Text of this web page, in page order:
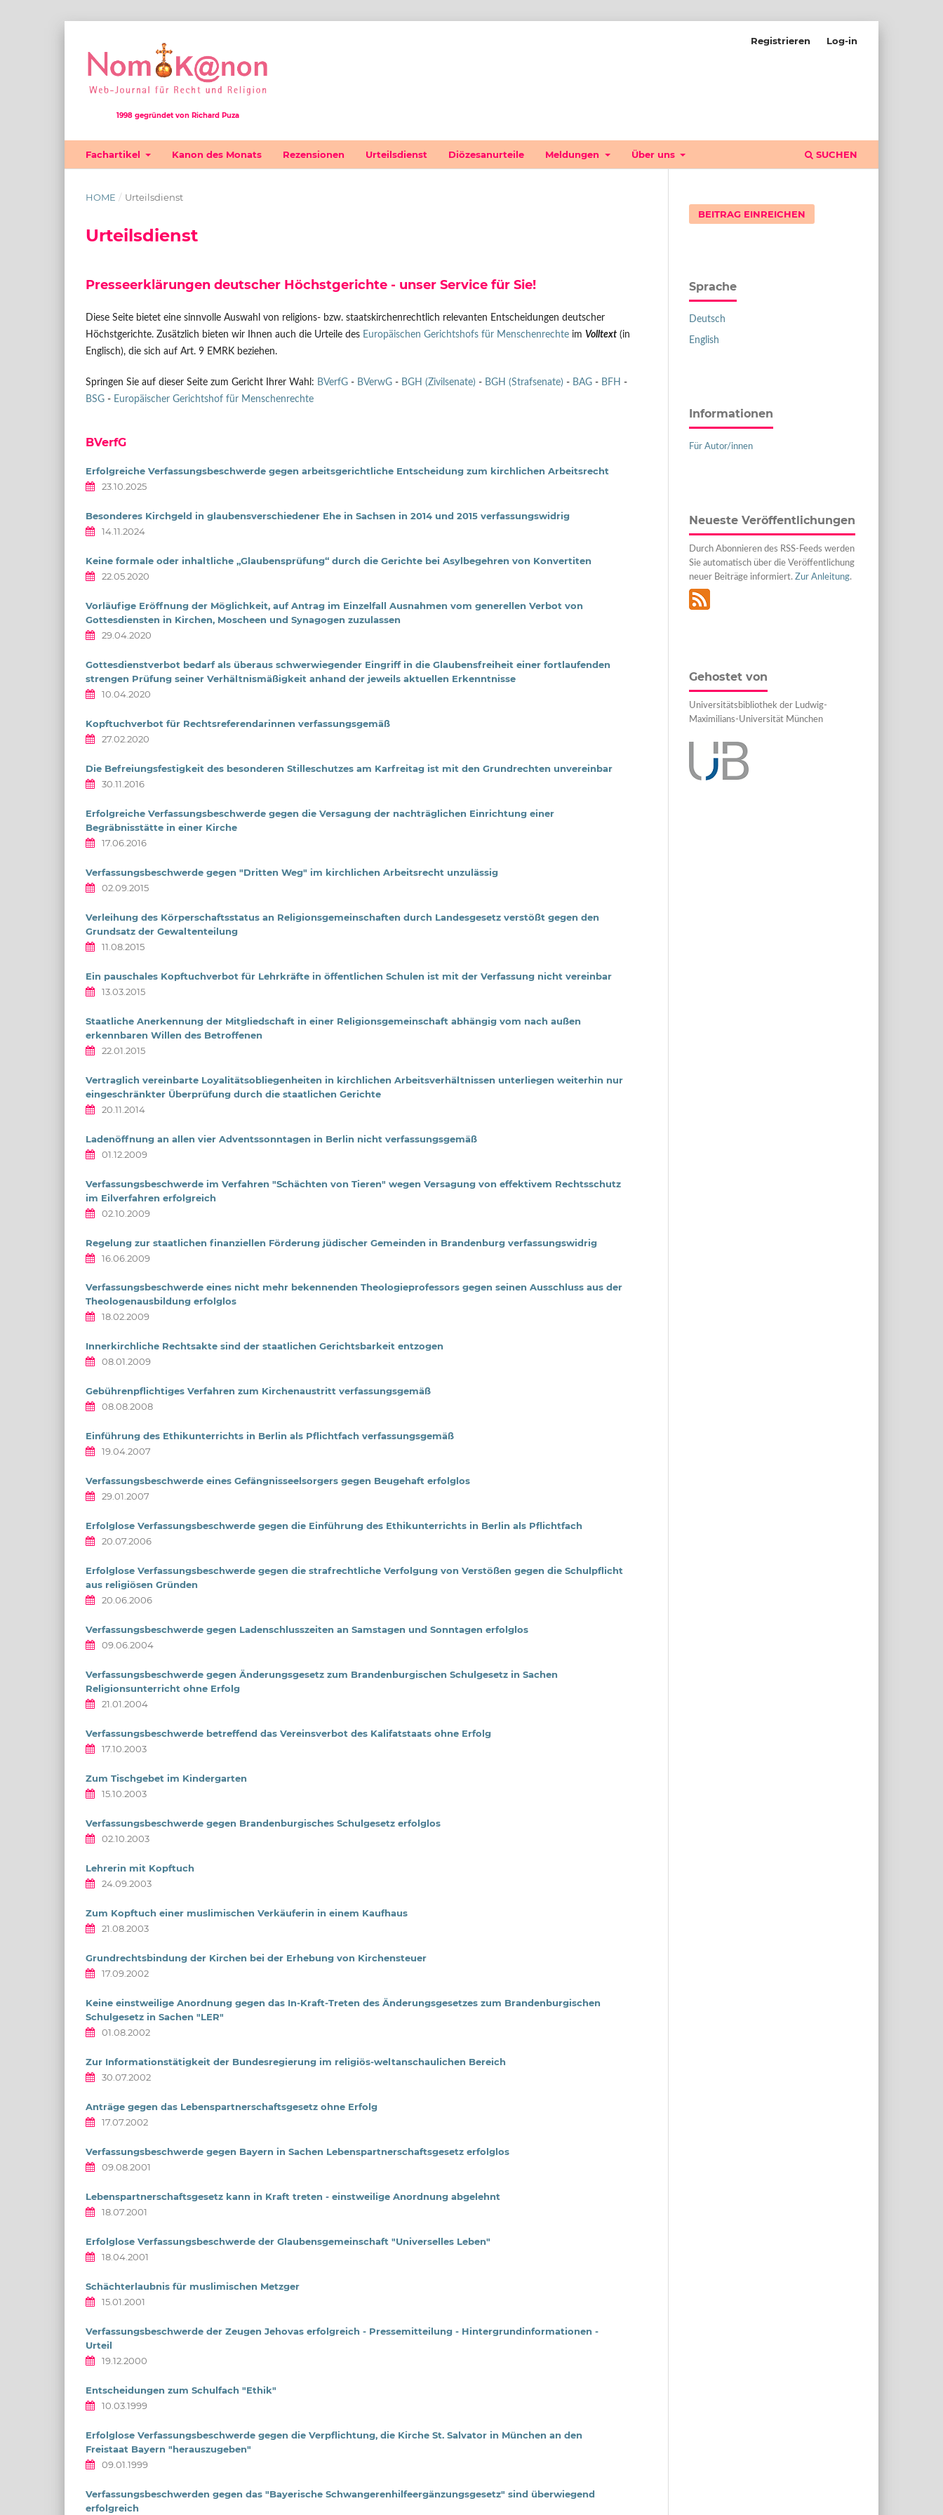
1998 gegründet von Richard Puza
Fachartikel Kanon des Monats Rezensionen Urteilsdienst Diözesanurteile Meldungen Über uns SUCHEN
Registrieren Log-in
HOME / Urteilsdienst
Urteilsdienst
Presseerklärungen deutscher Höchstgerichte - unser Service für Sie!
Diese Seite bietet eine sinnvolle Auswahl von religions- bzw. staatskirchenrechtlich relevanten Entscheidungen deutscher
Höchstgerichte. Zusätzlich bieten wir Ihnen auch die Urteile des Europäischen Gerichtshofs für Menschenrechte im Volltext (in
Englisch), die sich auf Art. 9 EMRK beziehen.
Springen Sie auf dieser Seite zum Gericht Ihrer Wahl: BVerfG - BVerwG - BGH (Zivilsenate) - BGH (Strafsenate) - BAG - BFH -
BSG - Europäischer Gerichtshof für Menschenrechte
BVerfG
Erfolgreiche Verfassungsbeschwerde gegen arbeitsgerichtliche Entscheidung zum kirchlichen Arbeitsrecht
23.10.2025
Besonderes Kirchgeld in glaubensverschiedener Ehe in Sachsen in 2014 und 2015 verfassungswidrig
14.11.2024
Keine formale oder inhaltliche „Glaubensprüfung“ durch die Gerichte bei Asylbegehren von Konvertiten
22.05.2020
Vorläufige Eröffnung der Möglichkeit, auf Antrag im Einzelfall Ausnahmen vom generellen Verbot von
Gottesdiensten in Kirchen, Moscheen und Synagogen zuzulassen
29.04.2020
Gottesdienstverbot bedarf als überaus schwerwiegender Eingriff in die Glaubensfreiheit einer fortlaufenden
strengen Prüfung seiner Verhältnismäßigkeit anhand der jeweils aktuellen Erkenntnisse
10.04.2020
Kopftuchverbot für Rechtsreferendarinnen verfassungsgemäß
27.02.2020
Die Befreiungsfestigkeit des besonderen Stilleschutzes am Karfreitag ist mit den Grundrechten unvereinbar
30.11.2016
Erfolgreiche Verfassungsbeschwerde gegen die Versagung der nachträglichen Einrichtung einer
Begräbnisstätte in einer Kirche
17.06.2016
Verfassungsbeschwerde gegen "Dritten Weg" im kirchlichen Arbeitsrecht unzulässig
02.09.2015
Verleihung des Körperschaftsstatus an Religionsgemeinschaften durch Landesgesetz verstößt gegen den
Grundsatz der Gewaltenteilung
11.08.2015
Ein pauschales Kopftuchverbot für Lehrkräfte in öffentlichen Schulen ist mit der Verfassung nicht vereinbar
13.03.2015
Staatliche Anerkennung der Mitgliedschaft in einer Religionsgemeinschaft abhängig vom nach außen
erkennbaren Willen des Betroffenen
22.01.2015
Vertraglich vereinbarte Loyalitätsobliegenheiten in kirchlichen Arbeitsverhältnissen unterliegen weiterhin nur
eingeschränkter Überprüfung durch die staatlichen Gerichte
20.11.2014
Ladenöffnung an allen vier Adventssonntagen in Berlin nicht verfassungsgemäß
01.12.2009
Verfassungsbeschwerde im Verfahren "Schächten von Tieren" wegen Versagung von effektivem Rechtsschutz
im Eilverfahren erfolgreich
02.10.2009
Regelung zur staatlichen finanziellen Förderung jüdischer Gemeinden in Brandenburg verfassungswidrig
16.06.2009
Verfassungsbeschwerde eines nicht mehr bekennenden Theologieprofessors gegen seinen Ausschluss aus der
Theologenausbildung erfolglos
18.02.2009
Innerkirchliche Rechtsakte sind der staatlichen Gerichtsbarkeit entzogen
08.01.2009
Gebührenpflichtiges Verfahren zum Kirchenaustritt verfassungsgemäß
08.08.2008
Einführung des Ethikunterrichts in Berlin als Pflichtfach verfassungsgemäß
19.04.2007
Verfassungsbeschwerde eines Gefängnisseelsorgers gegen Beugehaft erfolglos
29.01.2007
Erfolglose Verfassungsbeschwerde gegen die Einführung des Ethikunterrichts in Berlin als Pflichtfach
20.07.2006
Erfolglose Verfassungsbeschwerde gegen die strafrechtliche Verfolgung von Verstößen gegen die Schulpflicht
aus religiösen Gründen
20.06.2006
Verfassungsbeschwerde gegen Ladenschlusszeiten an Samstagen und Sonntagen erfolglos
09.06.2004
Verfassungsbeschwerde gegen Änderungsgesetz zum Brandenburgischen Schulgesetz in Sachen
Religionsunterricht ohne Erfolg
21.01.2004
Verfassungsbeschwerde betreffend das Vereinsverbot des Kalifatstaats ohne Erfolg
17.10.2003
Zum Tischgebet im Kindergarten
15.10.2003
Verfassungsbeschwerde gegen Brandenburgisches Schulgesetz erfolglos
02.10.2003
Lehrerin mit Kopftuch
24.09.2003
Zum Kopftuch einer muslimischen Verkäuferin in einem Kaufhaus
21.08.2003
Grundrechtsbindung der Kirchen bei der Erhebung von Kirchensteuer
17.09.2002
Keine einstweilige Anordnung gegen das In-Kraft-Treten des Änderungsgesetzes zum Brandenburgischen
Schulgesetz in Sachen "LER"
01.08.2002
Zur Informationstätigkeit der Bundesregierung im religiös-weltanschaulichen Bereich
30.07.2002
Anträge gegen das Lebenspartnerschaftsgesetz ohne Erfolg
17.07.2002
Verfassungsbeschwerde gegen Bayern in Sachen Lebenspartnerschaftsgesetz erfolglos
09.08.2001
Lebenspartnerschaftsgesetz kann in Kraft treten - einstweilige Anordnung abgelehnt
18.07.2001
Erfolglose Verfassungsbeschwerde der Glaubensgemeinschaft "Universelles Leben"
18.04.2001
Schächterlaubnis für muslimischen Metzger
15.01.2001
Verfassungsbeschwerde der Zeugen Jehovas erfolgreich - Pressemitteilung - Hintergrundinformationen -
Urteil
19.12.2000
Entscheidungen zum Schulfach "Ethik"
10.03.1999
Erfolglose Verfassungsbeschwerde gegen die Verpflichtung, die Kirche St. Salvator in München an den
Freistaat Bayern "herauszugeben"
09.01.1999
Verfassungsbeschwerden gegen das "Bayerische Schwangerenhilfeergänzungsgesetz" sind überwiegend
erfolgreich
BEITRAG EINREICHEN
Sprache
Deutsch
English
Informationen
Für Autor/innen
Neueste Veröffentlichungen
Durch Abonnieren des RSS-Feeds werden
Sie automatisch über die Veröffentlichung
neuer Beiträge informiert. Zur Anleitung.
Gehostet von
Universitätsbibliothek der Ludwig-
Maximilians-Universität München